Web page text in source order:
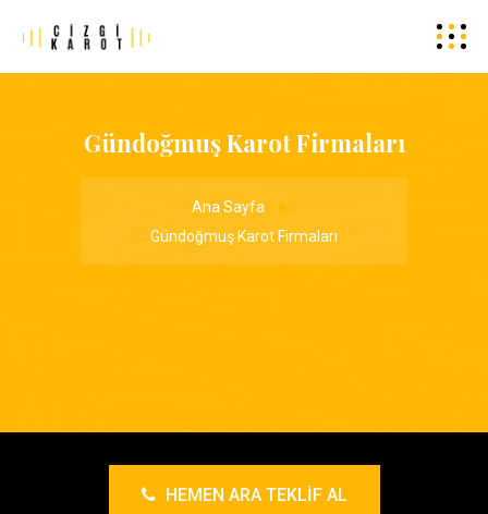
Gündoğmuş Karot Firmaları
Ana Sayfa
Gündoğmuş Karot Firmaları
HEMEN ARA TEKLIF AL